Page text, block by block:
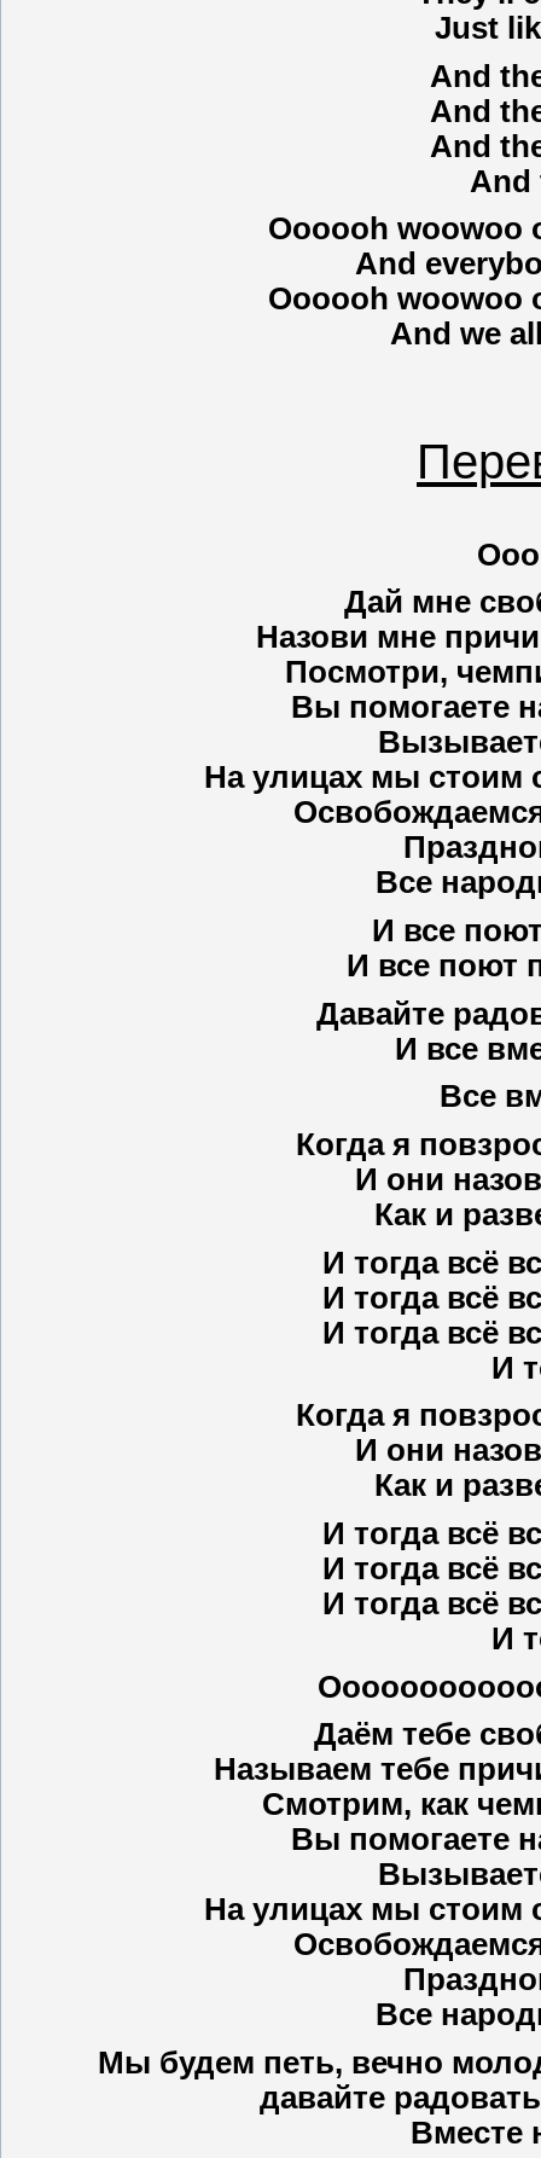
Just
And
And
And
And
Oooooh woowoo
And
Oooooh woowoo
And we
Дай мне
Назови мне
Посмотри,
Вы помогаете
На улицах мы стоим
Все
И все
И все поют
Давайте
И все
Все
Когда я
И они
Как и
И тогда всё
И тогда всё
И тогда всё
И
Когда я
И они
Как и
И тогда всё
И тогда всё
И тогда всё
И
Даём тебе
Называем тебе
Смотрим, как
Вы помогаете
На улицах мы стоим
Все
Мы будем петь, вечно
давайте
Вместе